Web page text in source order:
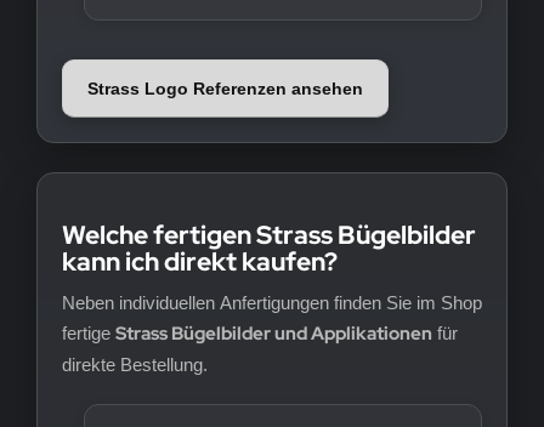
Strass Logo Referenzen ansehen
Welche fertigen Strass Bügelbilder
kann ich direkt kaufen?
Neben individuellen Anfertigungen finden Sie im Shop
fertige Strass Bügelbilder und Applikationen für
direkte Bestellung.